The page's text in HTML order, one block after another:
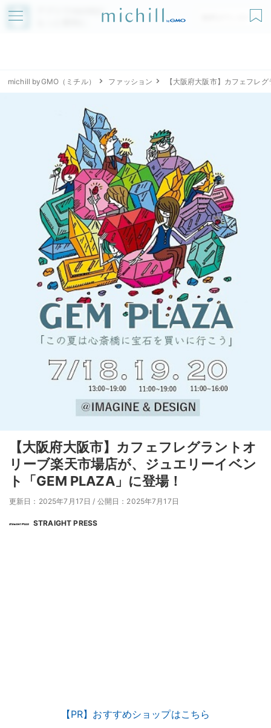
アプリでmichillが
無料ダウンロード
michill byGMO（ミチル） ファッション 【大阪府大阪市】カフェフレ
【大阪府大阪市】カフェフレグラントオ
リーブ楽天市場店が、ジュエリーイベン
ト「GEM PLAZA」に登場！
更新日：2025年7月17日 / 公開日：2025年7月17日
STRAIGHT PRESS
【PR】おすすめショップはこちら